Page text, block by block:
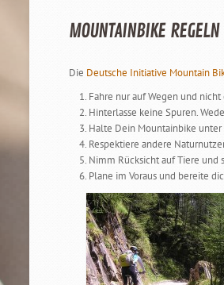
MOUNTAINBIKE REGELN
Die Deutsche Initiative Mountain
Fahre nur auf Wegen und
Hinterlasse keine Spuren.
Halte Dein Mountainbike
Respektiere andere
Nimm Rücksicht auf Tiere und
Plane im Voraus und bereite